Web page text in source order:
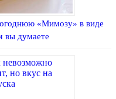
«Мимозу» в виде
вы думаете